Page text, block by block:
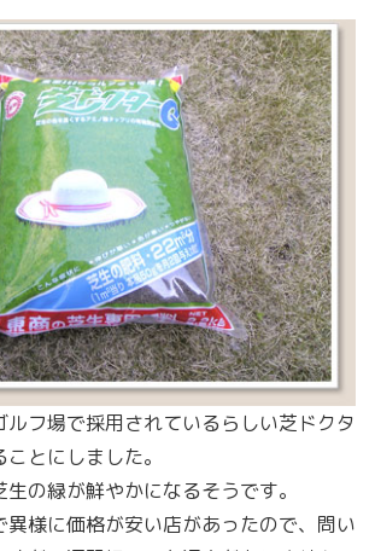
ルフ場で採用されているらしい芝ドクタ
とにしました。
の緑が鮮やかになるそうです。
異様に価格が安い店があったので、問い